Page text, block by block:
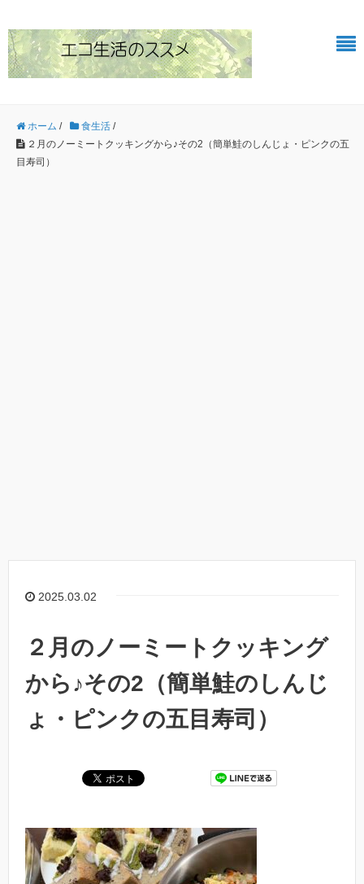
ホーム / 食生活 /
２月のノーミートクッキングから♪その2（簡単鮭のしんじょ・ピンクの五
目寿司）
2025.03.02
２月のノーミートクッキング
から♪その2（簡単鮭のしんじ
ょ・ピンクの五目寿司）